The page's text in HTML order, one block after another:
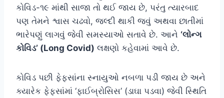
કોવિડ-૧૯ માંથી સાજા તો થઈ જાય છે, પરંતુ ત્યારબાદ
પણ તેમને શ્વાસ ચઢવો, જલ્દી થાકી જવું અથવા છાતીમાં
ભારેપણું લાગવું જેવી સમસ્યાઓ સતાવે છે. આને ‘લોન્ગ
કોવિડ’ (Long Covid) લક્ષણો કહેવામાં આવે છે.
કોવિડ પછી ફેફસાંના સ્નાયુઓ નબળા પડી જાય છે અને
ક્યારેક ફેફસાંમાં ‘ફાઈબ્રોસિસ’ (ડાઘા પડવા) જેવી સ્થિતિ